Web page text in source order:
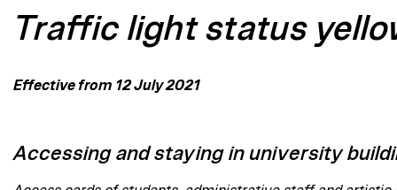
Traffic light status
Effective from 12 July 2021
Accessing and staying in university